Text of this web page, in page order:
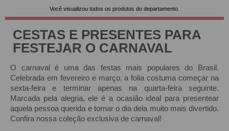
Você visualizou todos os produtos do departamento.
CESTAS E PRESENTES PARA
FESTEJAR O CARNAVAL
O carnaval é uma das festas mais populares do Brasil.
Celebrada em fevereiro e março, a folia costuma começar na
sexta-feira e terminar apenas na quarta-feira seguinte.
Marcada pela alegria, ele é a ocasião ideal para presentear
aquela pessoa querida e tornar o dia dela muito mais divertido.
Confira nossa coleção exclusiva de carnaval!